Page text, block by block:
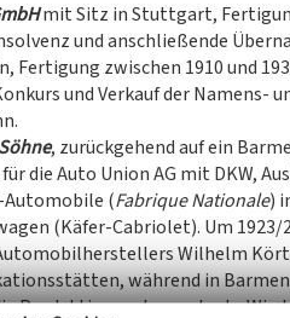
mit Sitz in Stuttgart,
und anschließende
zwischen 1910 und
und Verkauf der Namens-
, zurückgehend auf ein
die Auto Union AG mit DKW,
Automobile (Fabrique Nationale)
(Käfer-Cabriolet). Um 1923/
Wilhelm
während in
Produktionsanlagen, trotz